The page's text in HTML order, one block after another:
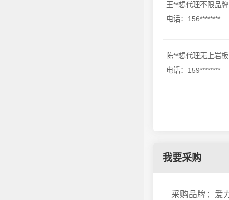
王**想代理不限品牌
电话：156********
陈**想代理无上岩板
电话：159********
我要采购
采购品牌：爱